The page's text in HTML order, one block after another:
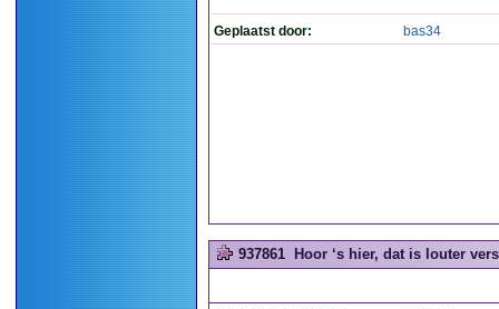
Geplaatst door: bas34
937861 Hoor ‘s hier, dat is louter